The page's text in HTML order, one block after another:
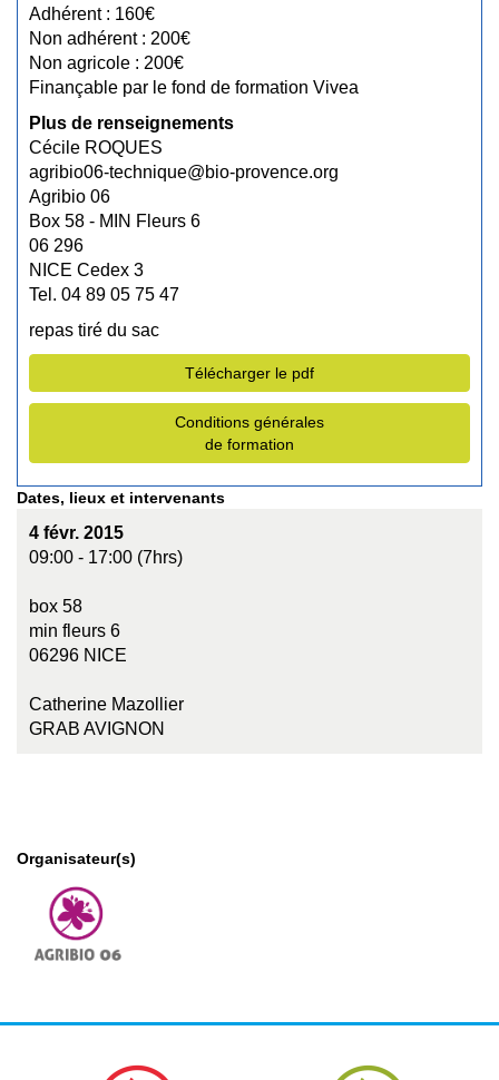
Adhérent : 160€
Non adhérent : 200€
Non agricole : 200€
Finançable par le fond de formation Vivea
Plus de renseignements
Cécile ROQUES
agribio06-technique@bio-provence.org
Agribio 06
Box 58 - MIN Fleurs 6
06 296
NICE Cedex 3
Tel. 04 89 05 75 47
repas tiré du sac
Télécharger le pdf
Conditions générales
de formation
Dates, lieux et intervenants
4 févr. 2015
09:00 - 17:00 (7hrs)
box 58
min fleurs 6
06296 NICE
Catherine Mazollier
GRAB AVIGNON
Organisateur(s)